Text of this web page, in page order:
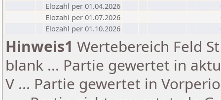
Elozahl per 01.04.2026
Elozahl per 01.07.2026
Elozahl per 01.10.2026
Hinweis1 Wertebereich Feld
blank ... Partie gewertet in
V ... Partie gewertet in